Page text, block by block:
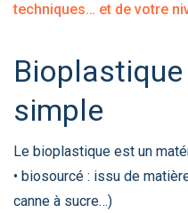
techniques… et de votre
simple
Le bioplastique est un
• biosourcé : issu de
canne à sucre…)